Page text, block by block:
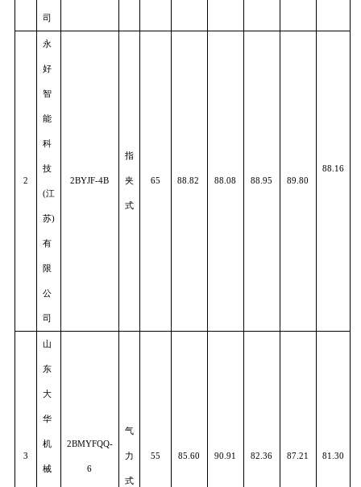
制
造
有
限
公
苏
有
限
公
司